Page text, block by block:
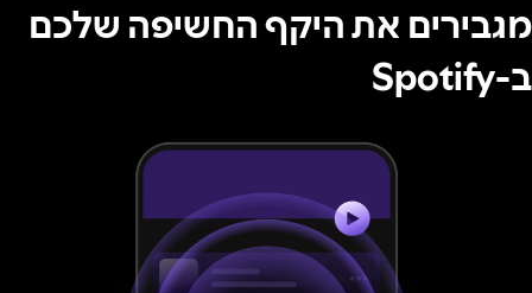
מגבירים את היקף החשיפה שלכם
ב-Spotify